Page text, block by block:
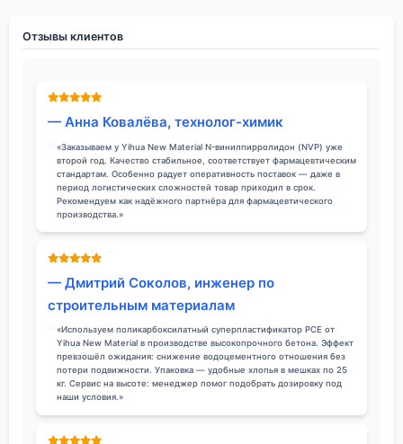
Отзывы клиентов
— Анна Ковалёва, технолог-химик
«Заказываем у Yihua New Material N-винилпирролидон (NVP) уже
второй год. Качество стабильное, соответствует фармацевтическим
стандартам. Особенно радует оперативность поставок — даже в
период логистических сложностей товар приходил в срок.
Рекомендуем как надёжного партнёра для фармацевтического
производства.»
— Дмитрий Соколов, инженер по
строительным материалам
«Используем поликарбоксилатный суперпластификатор PCE от
Yihua New Material в производстве высокопрочного бетона. Эффект
превзошёл ожидания: снижение водоцементного отношения без
потери подвижности. Упаковка — удобные хлопья в мешках по 25
кг. Сервис на высоте: менеджер помог подобрать дозировку под
наши условия.»